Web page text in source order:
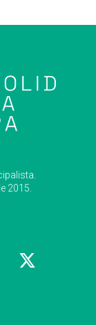
2015.